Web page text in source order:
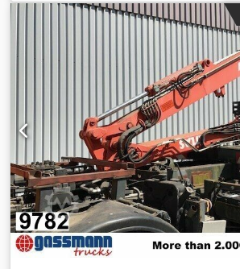
kabelinė gervė, kranas,